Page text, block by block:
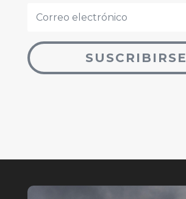
SUSCRIBIRSE